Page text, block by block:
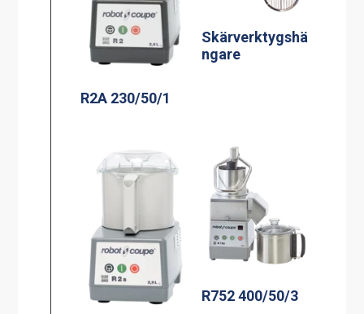
R2A 230/50/1
Skärverktygshä
ngare
R752 400/50/3